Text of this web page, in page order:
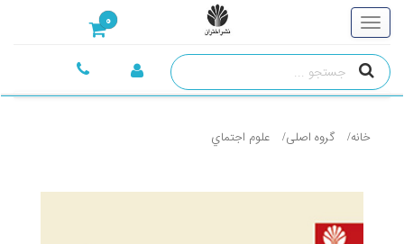
0
خانه گروه اصلی علوم اجتماي